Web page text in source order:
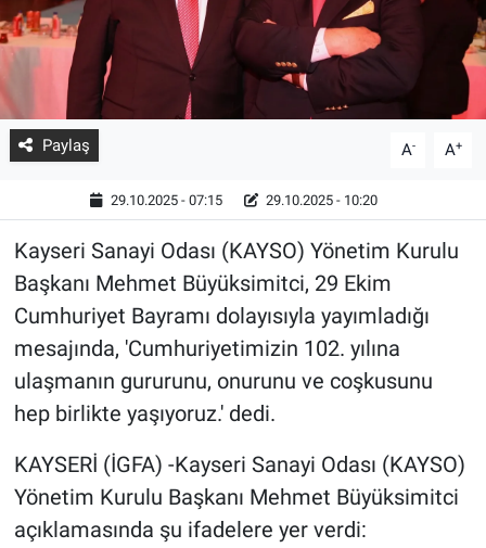
Paylaş A- A+
29.10.2025 - 07:15 29.10.2025 - 10:20
Kayseri Sanayi Odası (KAYSO) Yönetim Kurulu
Başkanı Mehmet Büyüksimitci, 29 Ekim
Cumhuriyet Bayramı dolayısıyla yayımladığı
mesajında, 'Cumhuriyetimizin 102. yılına
ulaşmanın gururunu, onurunu ve coşkusunu
hep birlikte yaşıyoruz.' dedi.
KAYSERİ (İGFA) -Kayseri Sanayi Odası (KAYSO)
Yönetim Kurulu Başkanı Mehmet Büyüksimitci
açıklamasında şu ifadelere yer verdi: